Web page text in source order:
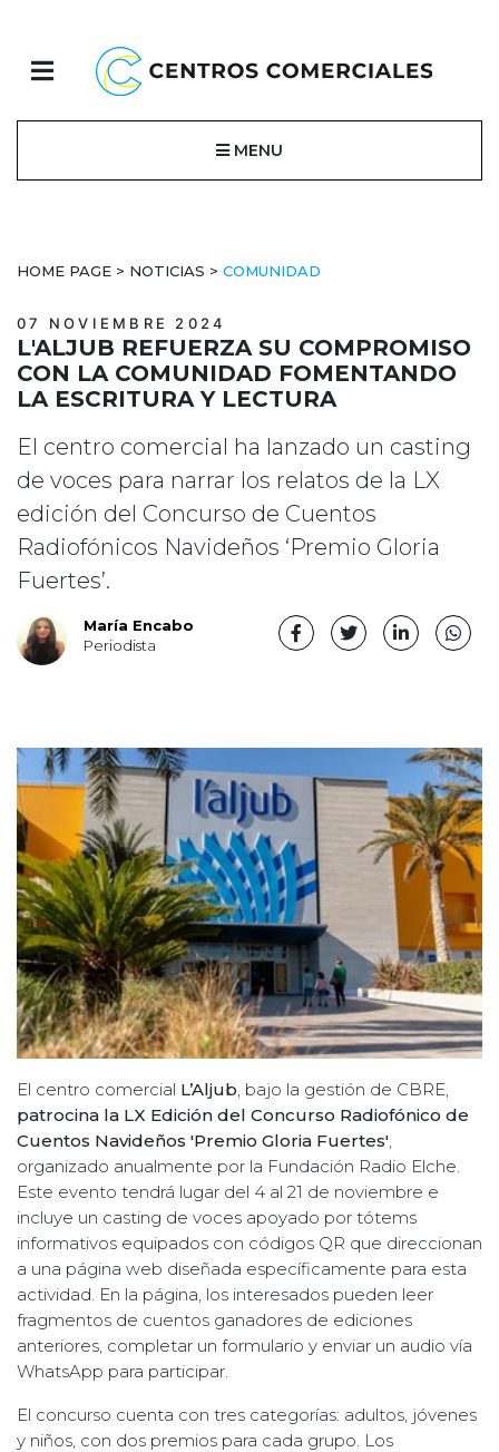
MENU
HOME PAGE > NOTICIAS > COMUNIDAD
07 NOVIEMBRE 2024
L'ALJUB REFUERZA SU COMPROMISO
CON LA COMUNIDAD FOMENTANDO
LA ESCRITURA Y LECTURA
El centro comercial ha lanzado un casting
de voces para narrar los relatos de la LX
edición del Concurso de Cuentos
Radiofónicos Navideños ‘Premio Gloria
Fuertes’.
María Encabo
Periodista
El centro comercial L’Aljub , bajo la gestión de CBRE,
patrocina la LX Edición del Concurso Radiofónico de
Cuentos Navideños 'Premio Gloria Fuertes'
organizado anualmente por la Fundación Radio Elche.
Este evento tendrá lugar del 4 al 21 de noviembre e
incluye un casting de voces apoyado por tótems
informativos equipados con códigos QR que direccionan
a una página web diseñada específicamente para esta
actividad. En la página, los interesados pueden leer
fragmentos de cuentos ganadores de ediciones
anteriores, completar un formulario y enviar un audio vía
WhatsApp para participar.
El concurso cuenta con tres categorías: adultos, jóvenes
y niños, con dos premios para cada grupo. Los